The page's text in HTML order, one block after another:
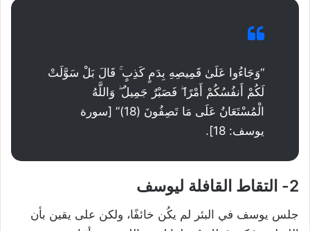
“وَجَاءُوا عَلَىٰ قَمِيصِهِ بِدَمٍ كَذِبٍ ۚ قَالَ بَلْ سَوَّلَتْ
لَكُمْ أَنفُسُكُمْ أَمْرًا ۖ فَصَبْرٌ جَمِيلٌ ۖ وَاللَّهُ
الْمُسْتَعَانُ عَلَى مَا تَصِفُونَ (18)” [سورة
يوسف: 18].
2- التقاط القافلة ليوسف
جلس يوسف في البئر لم يكُن خائفًا، ولكن على يقين بأن